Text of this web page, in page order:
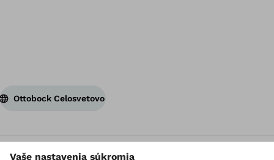
Ottobock Celosvetovo
Autorské právo vyhradené pre Ottobock